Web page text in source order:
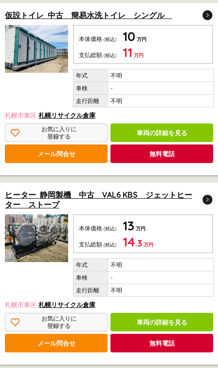
仮設トイレ 中古 簡易水洗トイレ シングル
本体価格 (税込) 10 万円
支払総額 (税込) 11 万円
不明
-
不明
札幌市東区 札幌リサイクル倉庫
お気に入りに
登録する
車両の詳細を見る
メール問合せ 無料電話
ヒーター 静岡製機 中古 VAL6 KBS ジェットヒー
ター ストーブ
本体価格 (税込) 13 万円
支払総額 (税込) 14.3 万円
不明
-
不明
札幌市東区 札幌リサイクル倉庫
お気に入りに
登録する
車両の詳細を見る
メール問合せ 無料電話